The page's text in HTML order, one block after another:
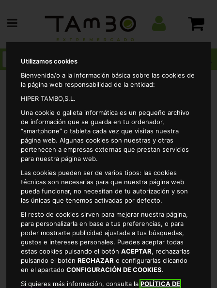
Utilizamos cookies
Bienvenida/o a la información básica sobre las cookies de
la página web responsabilidad de la entidad:
HIPER TAMBO,S.L.
Una cookie o galleta informática es un pequeño archivo
de información que se guarda en tu ordenador,
“smartphone” o tableta cada vez que visitas nuestra
página web. Algunas cookies son nuestras y otras
pertenecen a empresas externas que prestan servicios
para nuestra página web.
Las cookies pueden ser de varios tipos: las cookies
técnicas son necesarias para que nuestra página web
pueda funcionar, no necesitan de tu autorización y son
las únicas que tenemos activadas por defecto.
El resto de cookies sirven para mejorar nuestra página,
para personalizarla en base a tus preferencias, o para
poder mostrarte publicidad ajustada a tus búsquedas,
gustos e intereses personales. Puedes aceptar todas
estas cookies pulsando el botónACEPTAR, rechazarlas
pulsando el botónRECHAZAR o configurarlas clicando
en el apartadoCONFIGURACIÓN DE COOKIES.
Si quieres más información, consulta laPOLÍTICA DE
Alimentacion
secas
Alubia blanca larga alteza 500grs